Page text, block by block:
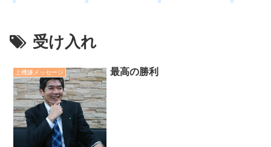
受け入れ
上機嫌メッセージ 最高の勝利